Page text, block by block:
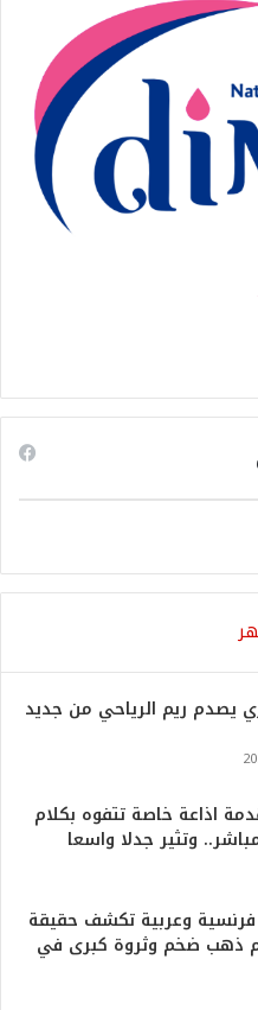
يصدم ريم الرياحي من جديد
اذاعة خاصة تتفوه بكلام
وتثير جدلا واسعا
فرنسية وعربية تكشف حقيقة
ذهب ضخم وثروة كبرى في